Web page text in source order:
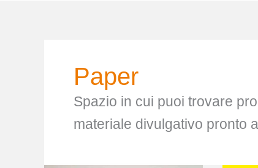
Paper
Spazio in cui puoi trovare
materiale divulgativo pronto